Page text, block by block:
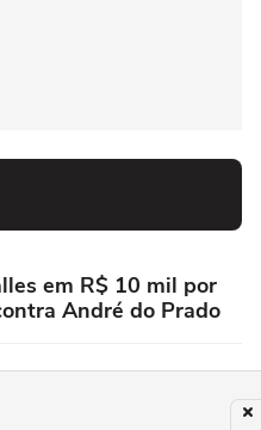
em R$ 10 mil por
André do Prado
PRP, eficaz para aliviar